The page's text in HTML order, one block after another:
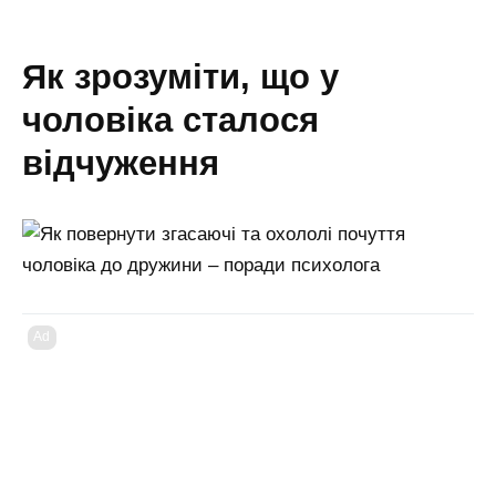
як зрозуміти, що у
чоловіка сталося
відчуження
Ad